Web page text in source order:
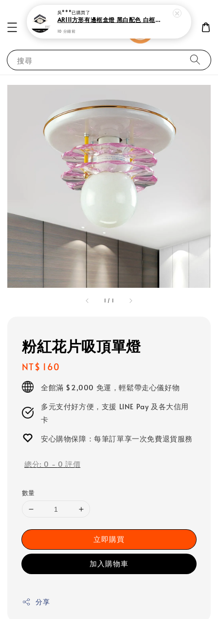
搜尋
1 / 1
粉紅花片吸頂單燈
Regular
price
NT$ 160
全館滿 $2,000 免運，輕鬆帶走心儀好物
多元支付好方便，支援 LINE Pay 及各大信用
卡
安心購物保障：每筆訂單享一次免費退貨服務
總分: 0 - 0 評價
數量
立即購買
加入購物車
分享
吳***已購買了
AR111方形有邊框盒燈 黑白配色 白框崁燈
10 分鐘前